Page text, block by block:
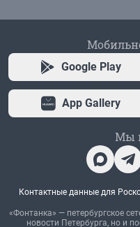
Google Play
App Gallery
Мы
Контактные данные для
«Фонтанка» — петербургское
новости Петербурга, но и